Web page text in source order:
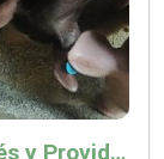
La OMSA reconoció a San Andrés y Providencia como zona libre de Peste Porcina Clásica (PPC)